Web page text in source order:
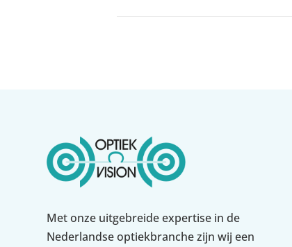
Met onze uitgebreide expertise in de
Nederlandse optiekbranche zijn wij een